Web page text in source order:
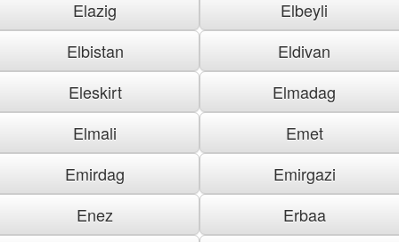
Elazig
Elbeyli
Elbistan
Eldivan
Eleskirt
Elmadag
Elmali
Emet
Emirdag
Emirgazi
Enez
Erbaa